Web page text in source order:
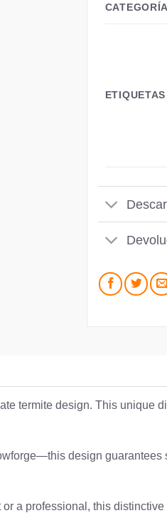
ETIQUETAS
termite design. This unique
design guarantees
a professional, this